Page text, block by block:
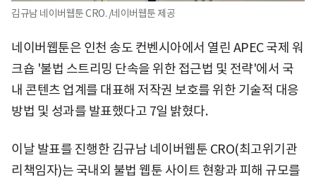
김규남 네이버웹툰 CRO. /네이버웹툰 제공
네이버웹툰은 인천 송도 컨벤시아에서 열린 APEC 국제 워
크숍 '불법 스트리밍 단속을 위한 접근법 및 전략'에서 국
내 콘텐츠 업계를 대표해 저작권 보호를 위한 기술적 대응
방법 및 성과를 발표했다고 7일 밝혔다.
이날 발표를 진행한 김규남 네이버웹툰 CRO(최고위기관
리책임자)는 국내외 불법 웹툰 사이트 현황과 피해 규모를